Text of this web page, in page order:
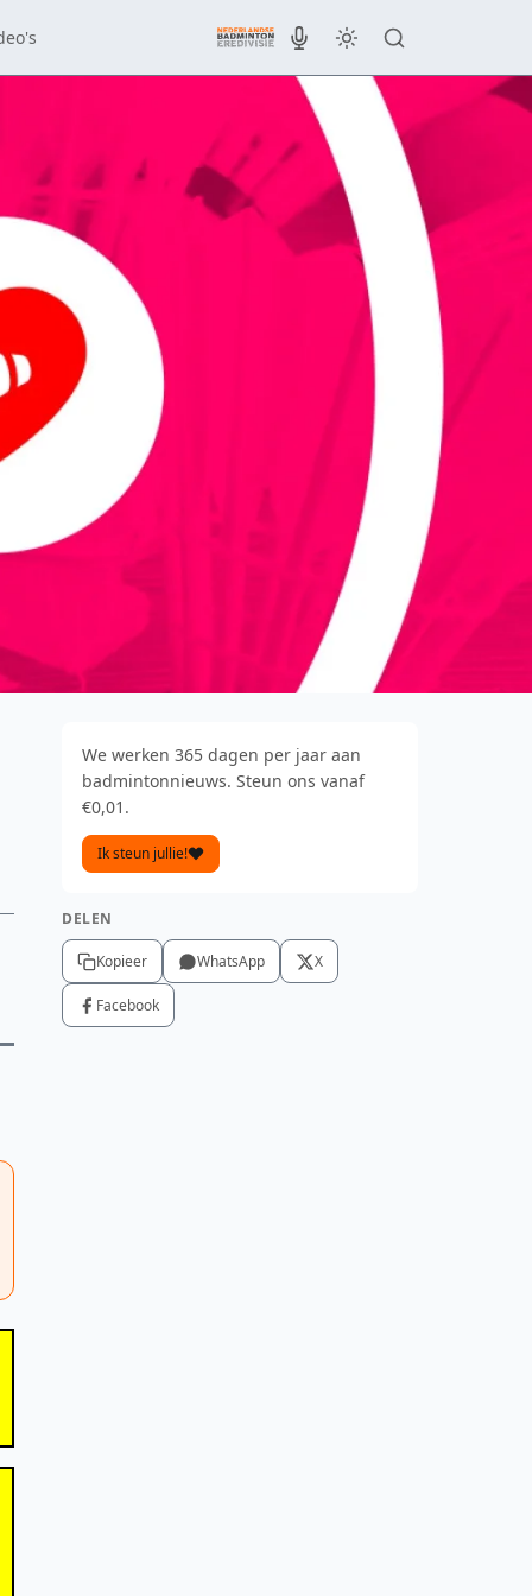
We werken 365 dagen per jaar aan
badmintonnieuws. Steun ons vanaf
€0,01.
Ik steun jullie!
DELEN
Kopieer WhatsApp X
Facebook